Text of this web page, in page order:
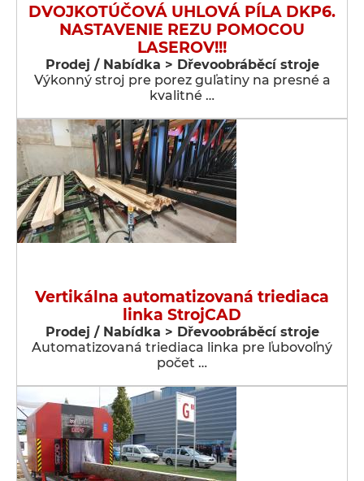
DVOJKOTÚČOVÁ UHLOVÁ PÍLA DKP6.
NASTAVENIE REZU POMOCOU
LASEROV!!!
Prodej / Nabídka > Dřevoobráběcí stroje
Výkonný stroj pre porez guľatiny na presné a
kvalitné …
Vertikálna automatizovaná triediaca
linka StrojCAD
Prodej / Nabídka > Dřevoobráběcí stroje
Automatizovaná triediaca linka pre ľubovoľný
počet …